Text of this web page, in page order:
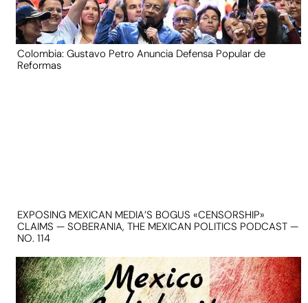
Colombia: Gustavo Petro Anuncia Defensa Popular de
Reformas
EXPOSING MEXICAN MEDIA’S BOGUS «CENSORSHIP»
CLAIMS — SOBERANIA, THE MEXICAN POLITICS PODCAST —
NO. 114